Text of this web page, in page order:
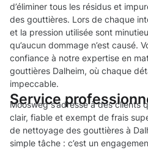
d’éliminer tous les résidus et
des gouttières. Lors de chaque
et la pression utilisée sont
qu’aucun dommage n’est causé.
confiance à notre expertise en
gouttières Dalheim, où chaque
impeccable.
Service
Moosweg s’adresse à des clients
clair, fiable et exempt de frais
de nettoyage des gouttières à
simple tâche : c’est un